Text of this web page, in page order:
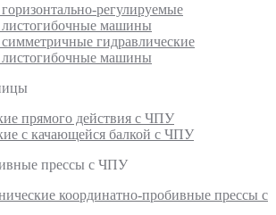
регулируемые
листогибочные машины
гидравлические
листогибочные машины
прямого действия с ЧПУ
с качающейся балкой с ЧПУ
прессы с ЧПУ
координатно-пробивные прессы с